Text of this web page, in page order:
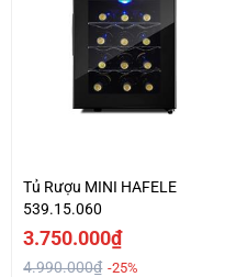
Tủ Rượu MINI HAFELE
539.15.060
3.750.000₫
4.990.000₫ -25%